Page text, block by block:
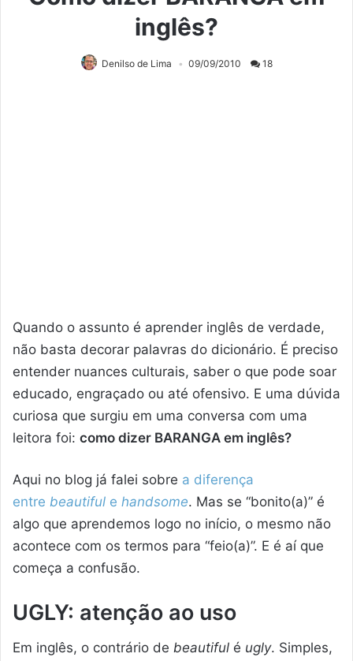
inglês?
Denilso de Lima 09/09/2010 18
Quando o assunto é aprender inglês de verdade,
não basta decorar palavras do dicionário. É preciso
entender nuances culturais, saber o que pode soar
educado, engraçado ou até ofensivo. E uma dúvida
curiosa que surgiu em uma conversa com uma
leitora foi: como dizer BARANGA em inglês?
Aqui no blog já falei sobre a diferença
entre beautiful e handsome. Mas se “bonito(a)” é
algo que aprendemos logo no início, o mesmo não
acontece com os termos para “feio(a)”. E é aí que
começa a confusão.
UGLY: atenção ao uso
Em inglês, o contrário de beautiful é ugly. Simples,